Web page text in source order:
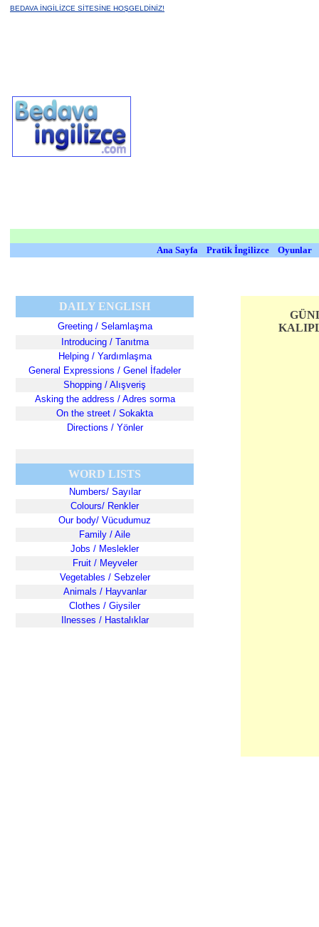
BEDAVA İNGİLİZCE SİTESİNE HOŞGELDİNİZ!
Ana Sayfa Pratik İngilizce Oyunlar
DAILY ENGLISH
Greeting / Selamlaşma
Introducing / Tanıtma
Helping / Yardımlaşma
General Expressions / Genel İfadeler
Shopping / Alışveriş
Asking the address / Adres sorma
On the street / Sokakta
Directions / Yönler
WORD LISTS
Numbers/ Sayılar
Colours/ Renkler
Our body/ Vücudumuz
Family / Aile
Jobs / Meslekler
Fruit / Meyveler
Vegetables / Sebzeler
Animals / Hayvanlar
Clothes / Giysiler
Ilnesses / Hastalıklar